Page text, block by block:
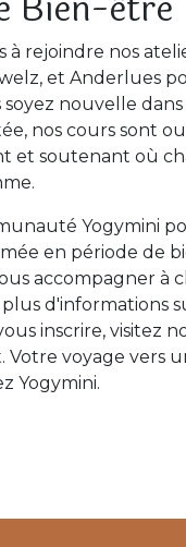
à rejoindre nos
et Anderlues
nouvelle
nos cours sont
et soutenant où
Yogymini
en période de
accompagner à
d'informations
inscrire, visitez
Votre voyage vers
Yogymini.